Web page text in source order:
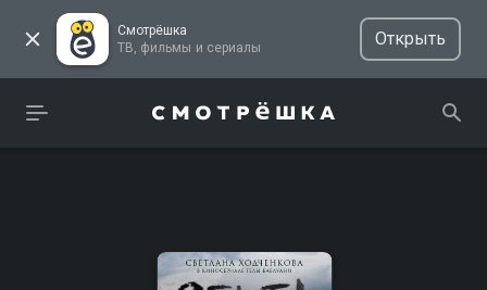
Смотрёшка
ТВ, фильмы и сериалы
Открыть